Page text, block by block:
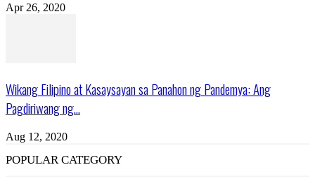
Apr 26, 2020
Wikang Filipino at Kasaysayan sa Panahon ng Pandemya: Ang
Pagdiriwang ng...
Aug 12, 2020
POPULAR CATEGORY